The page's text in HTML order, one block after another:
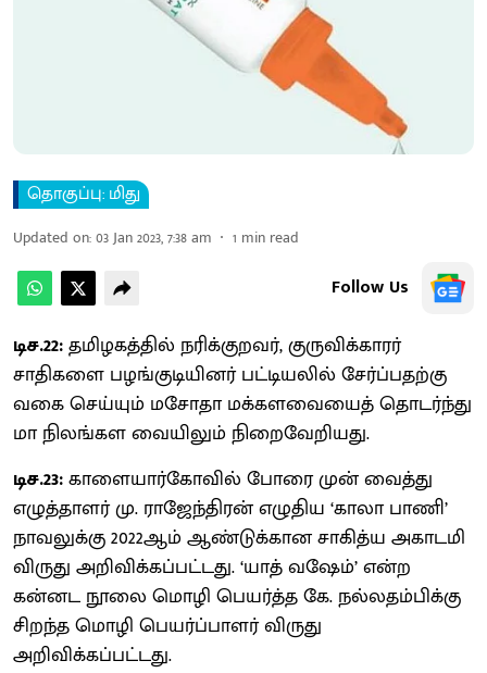
தொகுப்பு: மிது
Updated on:03 Jan 2023, 7:38 am 1 min read
Follow Us
டிச.22:தமிழகத்தில் நரிக்குறவர், குருவிக்காரர்
சாதிகளை பழங்குடியினர் பட்டியலில் சேர்ப்பதற்கு
வகை செய்யும் மசோதா மக்களவையைத் தொடர்ந்து
மா நிலங்கள வையிலும் நிறைவேறியது.
டிச.23:காளையார்கோவில் போரை முன் வைத்து
எழுத்தாளர் மு. ராஜேந்திரன் எழுதிய ‘காலா பாணி’
நாவலுக்கு 2022ஆம் ஆண்டுக்கான சாகித்ய அகாடமி
விருது அறிவிக்கப்பட்டது. ‘யாத் வஷேம்’ என்ற
கன்னட நூலை மொழி பெயர்த்த கே. நல்லதம்பிக்கு
சிறந்த மொழி பெயர்ப்பாளர் விருது
அறிவிக்கப்பட்டது.